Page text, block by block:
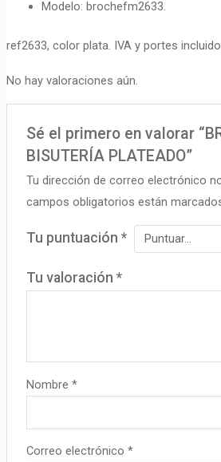
Modelo: brochefm2633.
ref2633, color plata. IVA y portes
No hay valoraciones aún.
Sé el primero en valorar
BISUTERÍA PLATEADO”
Tu dirección de correo electrónico
campos obligatorios están
Tu puntuación*
Tu valoración*
Nombre*
Correo electrónico*